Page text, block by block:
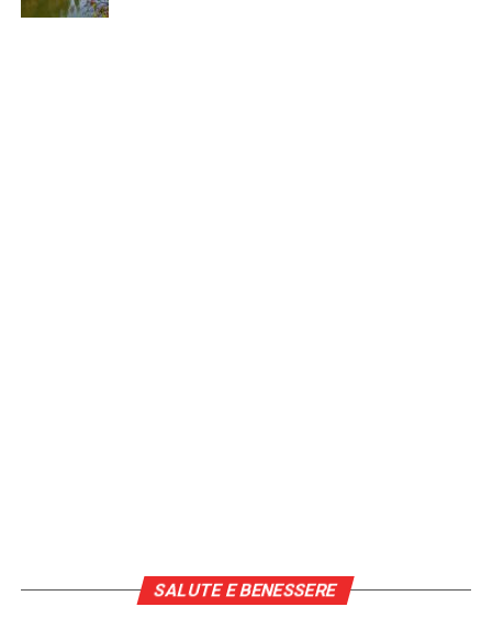
valutazione e un trattamento più specifico. Con le cure
SALUTE E BENESSERE